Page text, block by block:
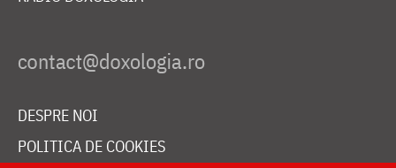
DESPRE NOI
POLITICA DE COOKIES